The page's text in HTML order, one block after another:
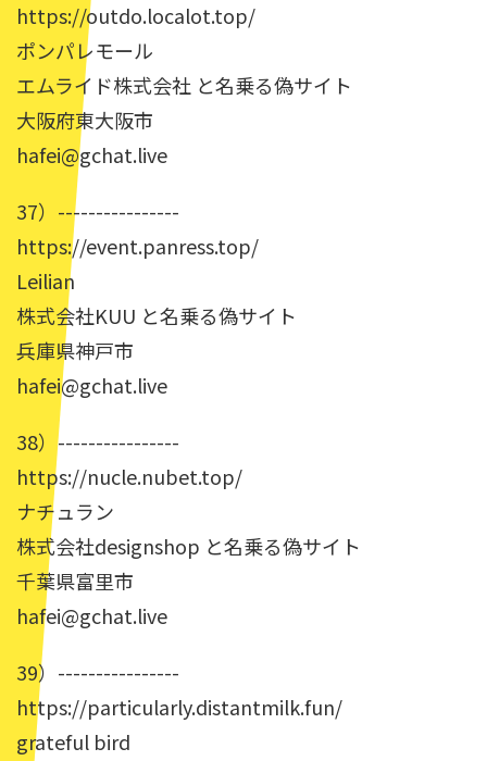
https://outdo.localot.top/
ポンパレモール
エムライド株式会社 と名乗る偽サイト
大阪府東大阪市
hafei@gchat.live
37）----------------
https://event.panress.top/
Leilian
株式会社KUU と名乗る偽サイト
兵庫県神戸市
hafei@gchat.live
38）----------------
https://nucle.nubet.top/
ナチュラン
株式会社designshop と名乗る偽サイト
千葉県富里市
hafei@gchat.live
39）----------------
https://particularly.distantmilk.fun/
grateful bird